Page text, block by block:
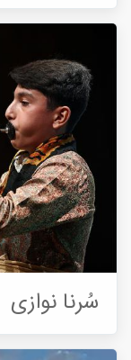
سُرنا نوازی